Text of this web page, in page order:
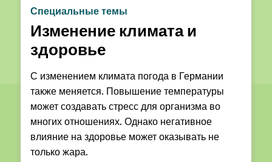
Специальные темы
Изменение климата и
здоровье
С изменением климата погода в Германии
также меняется. Повышение температуры
может создавать стресс для организма во
многих отношениях. Однако негативное
влияние на здоровье может оказывать не
только жара.